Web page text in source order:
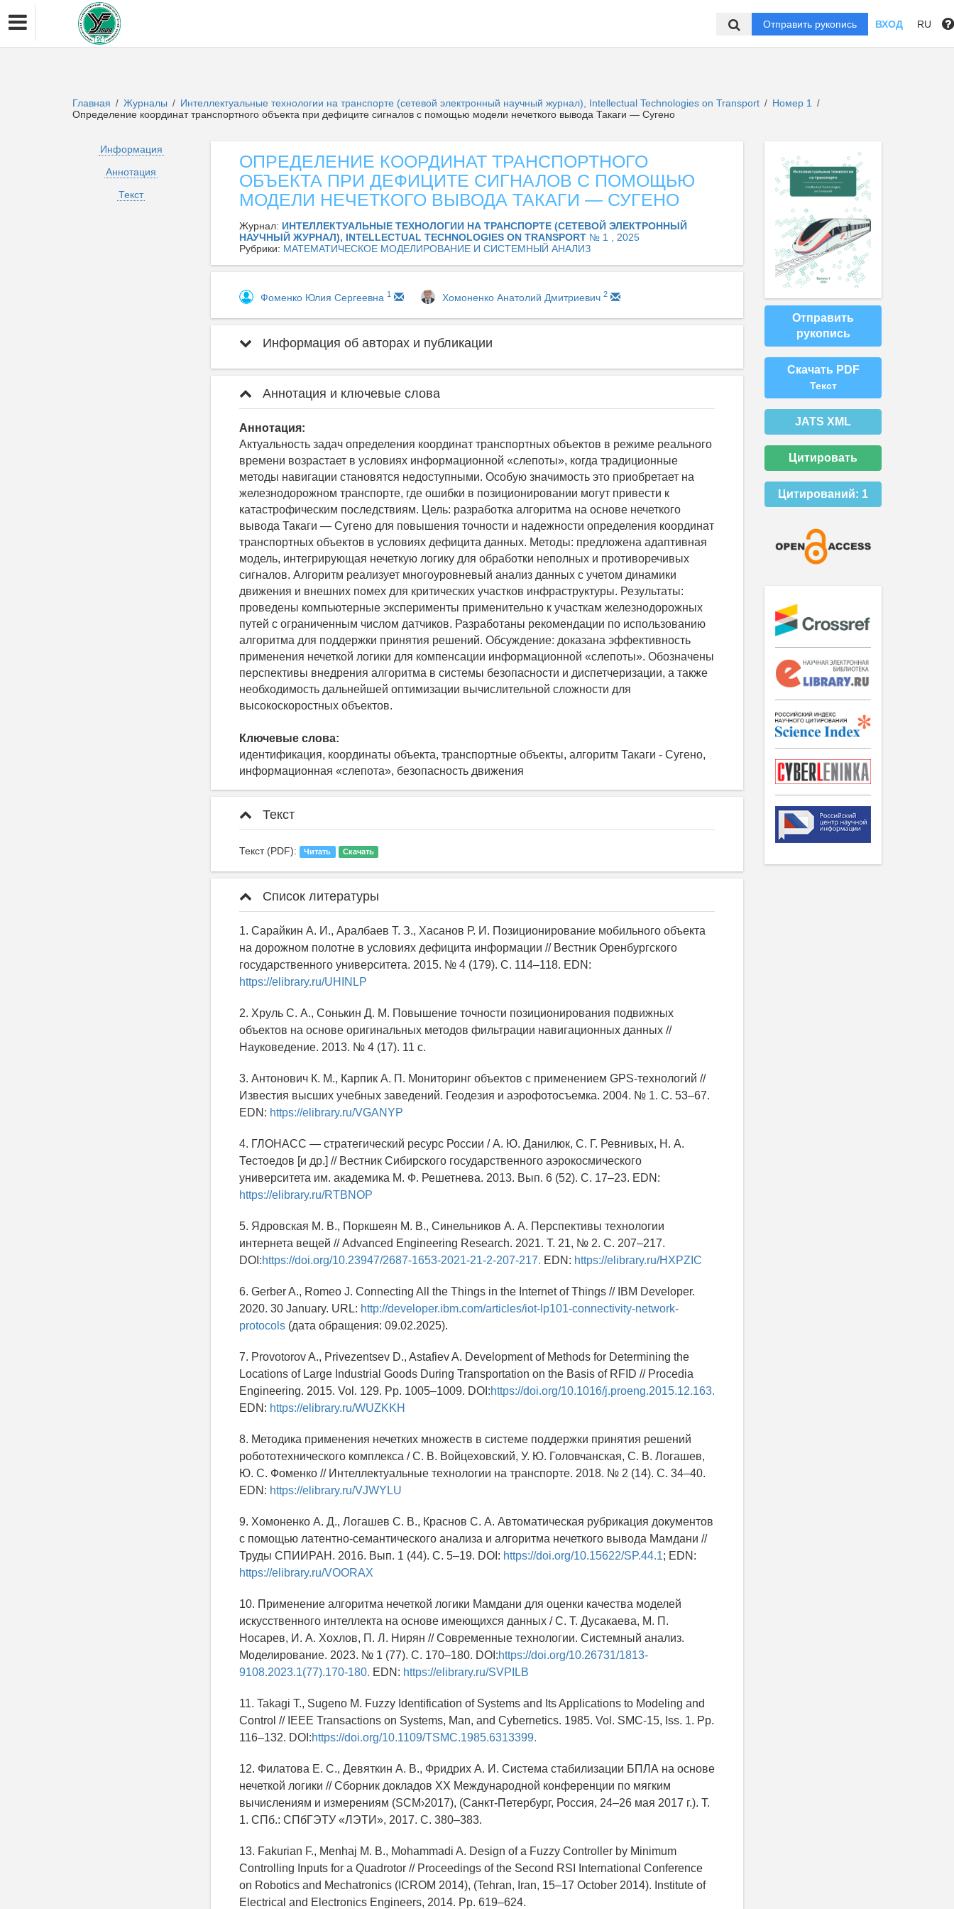
Отправить рукопись ВХОД RU
Главная / Журналы / Интеллектуальные технологии на транспорте (сетевой электронный научный журнал), Intellectual Technologies on Transport / Номер 1 /
Определение координат транспортного объекта при дефиците сигналов с помощью модели нечеткого вывода Такаги — Сугено
Информация
Аннотация
Текст
ОПРЕДЕЛЕНИЕ КООРДИНАТ ТРАНСПОРТНОГО
ОБЪЕКТА ПРИ ДЕФИЦИТЕ СИГНАЛОВ С ПОМОЩЬЮ
МОДЕЛИ НЕЧЕТКОГО ВЫВОДА ТАКАГИ — СУГЕНО
Журнал: ИНТЕЛЛЕКТУАЛЬНЫЕ ТЕХНОЛОГИИ НА ТРАНСПОРТЕ (СЕТЕВОЙ ЭЛЕКТРОННЫЙ
НАУЧНЫЙ ЖУРНАЛ), INTELLECTUAL TECHNOLOGIES ON TRANSPORT № 1 , 2025
Рубрики: МАТЕМАТИЧЕСКОЕ МОДЕЛИРОВАНИЕ И СИСТЕМНЫЙ АНАЛИЗ
Фоменко Юлия Сергеевна 1 Хомоненко Анатолий Дмитриевич 2
Информация об авторах и публикации
Аннотация и ключевые слова
Аннотация:
Актуальность задач определения координат транспортных объектов в режиме реального
времени возрастает в условиях информационной «слепоты», когда традиционные
методы навигации становятся недоступными. Особую значимость это приобретает на
железнодорожном транспорте, где ошибки в позиционировании могут привести к
катастрофическим последствиям. Цель: разработка алгоритма на основе нечеткого
вывода Такаги — Сугено для повышения точности и надежности определения координат
транспортных объектов в условиях дефицита данных. Методы: предложена адаптивная
модель, интегрирующая нечеткую логику для обработки неполных и противоречивых
сигналов. Алгоритм реализует многоуровневый анализ данных с учетом динамики
движения и внешних помех для критических участков инфраструктуры. Результаты:
проведены компьютерные эксперименты применительно к участкам железнодорожных
путей с ограниченным числом датчиков. Разработаны рекомендации по использованию
алгоритма для поддержки принятия решений. Обсуждение: доказана эффективность
применения нечеткой логики для компенсации информационной «слепоты». Обозначены
перспективы внедрения алгоритма в системы безопасности и диспетчеризации, а также
необходимость дальнейшей оптимизации вычислительной сложности для
высокоскоростных объектов.
Ключевые слова:
идентификация, координаты объекта, транспортные объекты, алгоритм Такаги - Сугено,
информационная «слепота», безопасность движения
Текст
Текст (PDF): Читать Скачать
Список литературы
1. Сарайкин А. И., Аралбаев Т. З., Хасанов Р. И. Позиционирование мобильного объекта
на дорожном полотне в условиях дефицита информации // Вестник Оренбургского
государственного университета. 2015. № 4 (179). С. 114–118. EDN:
https://elibrary.ru/UHINLP
2. Хруль С. А., Сонькин Д. М. Повышение точности позиционирования подвижных
объектов на основе оригинальных методов фильтрации навигационных данных //
Науковедение. 2013. № 4 (17). 11 с.
3. Антонович К. М., Карпик А. П. Мониторинг объектов с применением GPS-технологий //
Известия высших учебных заведений. Геодезия и аэрофотосъемка. 2004. № 1. С. 53–67.
EDN: https://elibrary.ru/VGANYP
4. ГЛОНАСС — стратегический ресурс России / А. Ю. Данилюк, С. Г. Ревнивых, Н. А.
Тестоедов [и др.] // Вестник Сибирского государственного аэрокосмического
университета им. академика М. Ф. Решетнева. 2013. Вып. 6 (52). C. 17–23. EDN:
https://elibrary.ru/RTBNOP
5. Ядровская М. В., Поркшеян М. В., Синельников А. А. Перспективы технологии
интернета вещей // Advanced Engineering Research. 2021. Т. 21, № 2. С. 207–217.
DOI:https://doi.org/10.23947/2687-1653-2021-21-2-207-217. EDN: https://elibrary.ru/HXPZIC
6. Gerber A., Romeo J. Connecting All the Things in the Internet of Things // IBM Developer.
2020. 30 January. URL: http://developer.ibm.com/articles/iot-lp101-connectivity-network-
protocols (дата обращения: 09.02.2025).
7. Provotorov A., Privezentsev D., Astafiev A. Development of Methods for Determining the
Locations of Large Industrial Goods During Transportation on the Basis of RFID // Procedia
Engineering. 2015. Vol. 129. Pp. 1005–1009. DOI:https://doi.org/10.1016/j.proeng.2015.12.163.
EDN: https://elibrary.ru/WUZKKH
8. Методика применения нечетких множеств в системе поддержки принятия решений
робототехнического комплекса / С. В. Войцеховский, У. Ю. Головчанская, С. В. Логашев,
Ю. С. Фоменко // Интеллектуальные технологии на транспорте. 2018. № 2 (14). С. 34–40.
EDN: https://elibrary.ru/VJWYLU
9. Хомоненко А. Д., Логашев С. В., Краснов С. А. Автоматическая рубрикация документов
с помощью латентно-семантического анализа и алгоритма нечеткого вывода Мамдани //
Труды СПИИРАН. 2016. Вып. 1 (44). С. 5–19. DOI: https://doi.org/10.15622/SP.44.1; EDN:
https://elibrary.ru/VOORAX
10. Применение алгоритма нечеткой логики Мамдани для оценки качества моделей
искусственного интеллекта на основе имеющихся данных / С. Т. Дусакаева, М. П.
Носарев, И. А. Хохлов, П. Л. Нирян // Современные технологии. Системный анализ.
Моделирование. 2023. № 1 (77). С. 170–180. DOI:https://doi.org/10.26731/1813-
9108.2023.1(77).170-180. EDN: https://elibrary.ru/SVPILB
11. Takagi T., Sugeno M. Fuzzy Identification of Systems and Its Applications to Modeling and
Control // IEEE Transactions on Systems, Man, and Cybernetics. 1985. Vol. SMC-15, Iss. 1. Pp.
116–132. DOI:https://doi.org/10.1109/TSMC.1985.6313399.
12. Филатова Е. С., Девяткин А. В., Фридрих А. И. Система стабилизации БПЛА на основе
нечеткой логики // Сборник докладов XX Международной конференции по мягким
вычислениям и измерениям (SCM›2017), (Санкт-Петербург, Россия, 24–26 мая 2017 г.). Т.
1. СПб.: СПбГЭТУ «ЛЭТИ», 2017. С. 380–383.
13. Fakurian F., Menhaj M. B., Mohammadi A. Design of a Fuzzy Controller by Minimum
Controlling Inputs for a Quadrotor // Proceedings of the Second RSI International Conference
on Robotics and Mechatronics (ICROM 2014), (Tehran, Iran, 15–17 October 2014). Institute of
Electrical and Electronics Engineers, 2014. Pp. 619–624.
Отправить
рукопись
Скачать PDF
Текст
JATS XML
Цитировать
Цитирований: 1